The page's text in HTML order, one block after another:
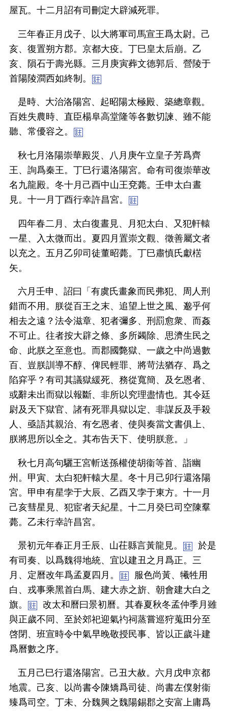
屋瓦。十二月詔有司刪定大辟減死罪。
三年春正月戊子、以大將軍司馬宣王爲太尉。己
亥、復置朔方郡。京都大疫。丁巳皇太后崩。乙
亥、隕石于壽光縣。三月庚寅葬文德郭后、營陵于
首陽陵澗西如終制。
是時、大治洛陽宮、起昭陽太極殿、築總章觀。
百姓失農時、直臣楊阜高堂隆等各數切諫、雖不能
聽、常優容之。
秋七月洛陽崇華殿災、八月庚午立皇子芳爲齊
王、詢爲秦王。丁巳行還洛陽宮。命有司復崇華改
名九龍殿。冬十月己酉中山王兗薨。壬申太白晝
見。十一月丁酉行幸許昌宮。
四年春二月、太白復晝見、月犯太白、又犯軒轅
一星、入太微而出。夏四月置崇文觀、徵善屬文者
以充之。五月乙卯司徒董昭薨。丁巳肅慎氏獻楛
矢。
六月壬申、詔曰「有虞氏畫象而民弗犯、周人刑
錯而不用。朕從百王之末、追望上世之風、邈乎何
相去之遠？法令滋章、犯者彌多、刑罰愈衆、而姦
不可止。往者按大辟之條、多所蠲除、思濟生民之
命、此朕之至意也。而郡國斃獄、一歲之中尚過數
百、豈朕訓導不醇、俾民輕罪、將苛法猶存、爲之
陷穽乎？有司其議獄緩死、務從寬簡、及乞恩者、
或辭未出而獄以報斷、非所以究理盡情也。其令廷
尉及天下獄官、諸有死罪具獄以定、非謀反及手殺
人、亟語其親治、有乞恩者、使與奏當文書俱上、
朕將思所以全之。其布告天下、使明朕意。」
秋七月高句驪王宮斬送孫權使胡衞等首、詣幽
州。甲寅、太白犯軒轅大星。冬十月己卯行還洛陽
宮。甲申有星孛于大辰、乙酉又孛于東方。十一月
己亥彗星見、犯宦者天紀星。十二月癸巳司空陳羣
薨。乙未行幸許昌宮。
景初元年春正月壬辰、山茌縣言黃龍見。
於是
有司奏、以爲魏得地統、宜以建丑之月爲正。三
月、定曆改年爲孟夏四月。
服色尚黃、犧牲用
白、戎事乘黑首白馬、建大赤之旂、朝會建大白之
旗。
改太和曆曰景初曆。其春夏秋冬孟仲季月雖
與正歲不同、至於郊祀迎氣礿祠蒸嘗巡狩蒐田分至
啓閉、班宣時令中氣早晚敬授民事、皆以正歲斗建
爲曆數之序。
五月己巳行還洛陽宮。己丑大赦。六月戊申京都
地震。己亥、以尚書令陳矯爲司徒、尚書左僕射衞
臻爲司空。丁未、分魏興之魏陽錫郡之安富上庸爲